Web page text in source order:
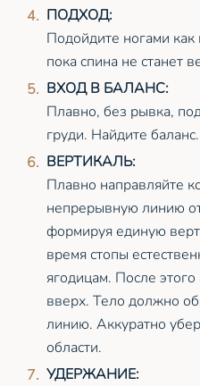
ПОДХОД:
Подойдите ногами
пока спина не станет
ВХОД В БАЛАНС:
Плавно, без рывка,
груди. Найдите баланс.
ВЕРТИКАЛЬ:
Плавно направляйте
непрерывную линию
формируя единую
время стопы
ягодицам. После
вверх. Тело должно
линию. Аккуратно
области.
УДЕРЖАНИЕ: